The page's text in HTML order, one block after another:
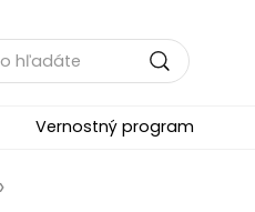
Vernostný program